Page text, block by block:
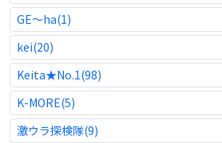
GE〜ha(1)
kei(20)
Keita★No.1(98)
K-MORE(5)
激ウラ探検隊(9)